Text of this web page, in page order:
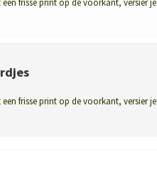
frisse print op de voorkant, versier je
frisse print op de voorkant, versier je